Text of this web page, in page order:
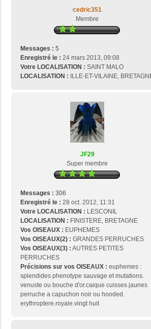
cedric351
Membre
Messages : 5
Enregistré le : 24 mars 2013, 09:08
Votre LOCALISATION : SAINT MALO
LOCALISATION : ILLE-ET-VILAINE,
JF29
Super membre
Messages : 306
Enregistré le : 28 oct. 2012, 11:31
Votre LOCALISATION : LESCONIL
LOCALISATION : FINISTERE, BRETAGNE
Vos OISEAUX : EUPHEMES
Vos OISEAUX(2) : GRANDES PERRUCHES
Vos OISEAUX(3) : AUTRES PETITES
PERRUCHES
Précisions sur vos OISEAUX : euphemes :
splendides phenotype sauvage et mutations.
venuste ou bouche d'or.caique cuisses jaunes
perruche a capuchon noir ou hooded.
erythroptere.royale.vingt huit